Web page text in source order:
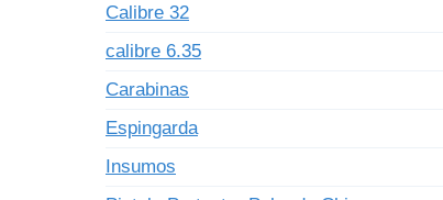
Calibre 32
calibre 6.35
Carabinas
Espingarda
Insumos